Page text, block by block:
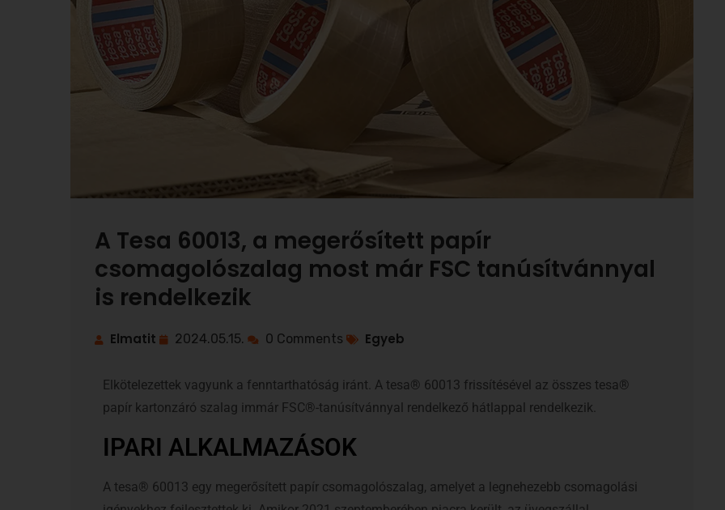
A Tesa 60013, a megerősített papír
csomagolószalag most már FSC tanúsítvánnyal
is rendelkezik
Elmatit 2024.05.15. 0 Comments Egyeb
Elkötelezettek vagyunk a fenntarthatóság iránt. A tesa® 60013 frissítésével az összes tesa®
papír kartonzáró szalag immár FSC®-tanúsítvánnyal rendelkező hátlappal rendelkezik.
IPARI ALKALMAZÁSOK
A tesa® 60013 egy megerősített papír csomagolószalag, amelyet a legnehezebb csomagolási